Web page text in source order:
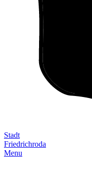
Stadt
Friedrich­roda
Menu